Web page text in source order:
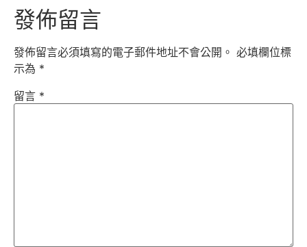
發佈留言
發佈留言必須填寫的電子郵件地址不會公開。 必填欄位標
示為 *
留言 *